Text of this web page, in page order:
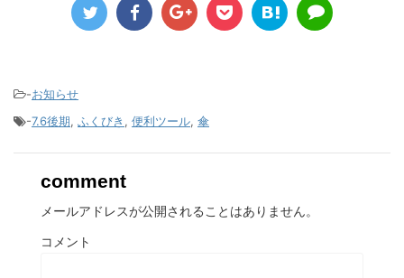
-お知らせ
-7.6後期, ふくびき , 便利ツール, 傘
comment
メールアドレスが公開されることはありません。
コメント